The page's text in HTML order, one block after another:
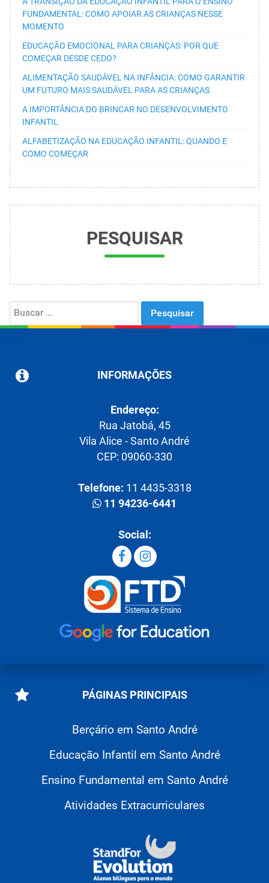
FUNDAMENTAL: COMO APOIAR AS CRIANÇAS NESSE
MOMENTO
EDUCAÇÃO EMOCIONAL PARA CRIANÇAS: POR QUE
COMEÇAR DESDE CEDO?
ALIMENTAÇÃO SAUDÁVEL NA INFÂNCIA: COMO GARANTIR
UM FUTURO MAIS SAUDÁVEL PARA AS CRIANÇAS
A IMPORTÂNCIA DO BRINCAR NO DESENVOLVIMENTO
INFANTIL
ALFABETIZAÇÃO NA EDUCAÇÃO INFANTIL: QUANDO E
COMO COMEÇAR
PESQUISAR
Search
INFORMAÇÕES
Endereço:
Rua Jatobá, 45
Vila Alice - Santo André
CEP: 09060-330
Telefone: 11 4435-3318
11 94236-6441
Social:
PÁGINAS PRINCIPAIS
Berçário em Santo André
Educação Infantil em Santo André
Ensino Fundamental em Santo André
Atividades Extracurriculares